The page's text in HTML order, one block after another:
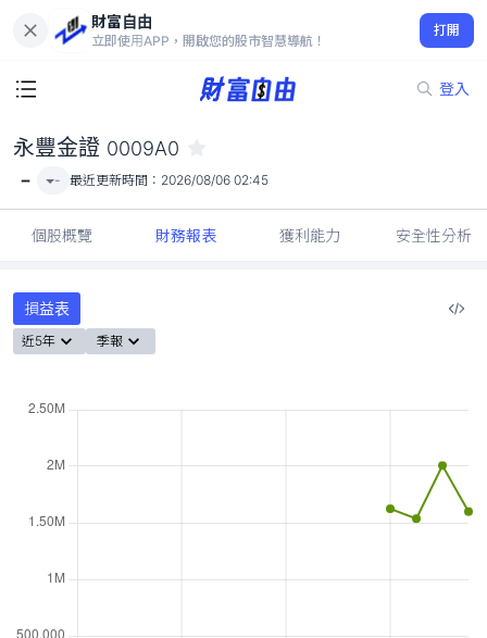
財富自由
立即使用APP，開啟您的股市智慧導航！
打開
登入
-
永豐金證 0009A0
- - 最近更新時間： 2026/08/06 02:45
個股概覽 財務報表 獲利能力 安全性分析
損益表
近5年 季報